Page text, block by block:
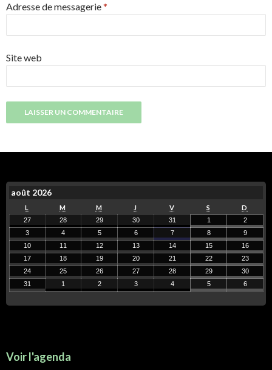
Adresse de messagerie*
Site web
août 2026
L M M J V S D
27 28 29 30 31 1
2
3
4 5 6 7 8
9
10
11 12 13 14 15
16
17
18 19 20 21 22
23
24
25 26 27 28 29
30
31
1 2 3 4 5 6
Voir l'agenda